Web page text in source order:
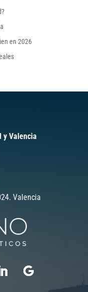
en 2026
y Valencia
Valencia